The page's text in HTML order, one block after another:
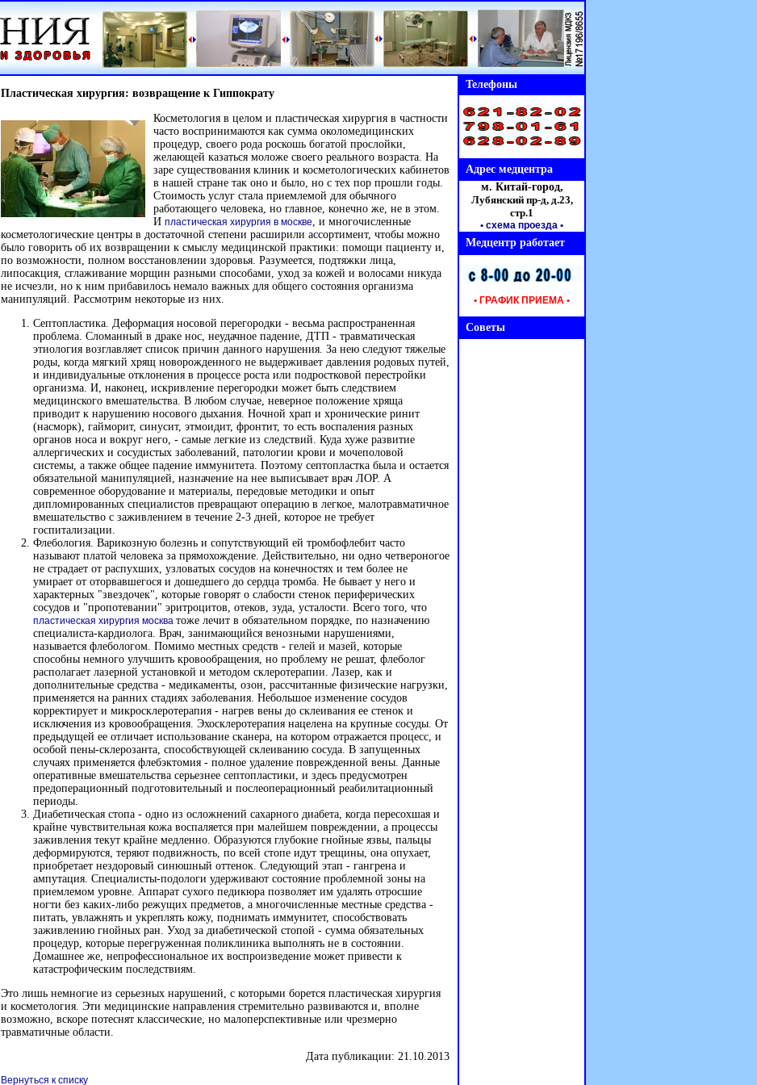
Пластическая хирургия: возвращение к Гиппократу
Косметология в целом и пластическая хирургия в частности
часто воспринимаются как сумма околомедицинских
процедур, своего рода роскошь богатой прослойки,
желающей казаться моложе своего реального возраста. На
заре существования клиник и косметологических кабинетов
в нашей стране так оно и было, но с тех пор прошли годы.
Стоимость услуг стала приемлемой для обычного
работающего человека, но главное, конечно же, не в этом.
И пластическая хирургия в москве, и многочисленные
косметологические центры в достаточной степени расширили ассортимент, чтобы можно
было говорить об их возвращении к смыслу медицинской практики: помощи пациенту и,
по возможности, полном восстановлении здоровья. Разумеется, подтяжки лица,
липосакция, сглаживание морщин разными способами, уход за кожей и волосами никуда
не исчезли, но к ним прибавилось немало важных для общего состояния организма
манипуляций. Рассмотрим некоторые из них.
Септопластика. Деформация носовой перегородки - весьма распространенная
проблема. Сломанный в драке нос, неудачное падение, ДТП - травматическая
этиология возглавляет список причин данного нарушения. За нею следуют тяжелые
роды, когда мягкий хрящ новорожденного не выдерживает давления родовых путей,
и индивидуальные отклонения в процессе роста или подростковой перестройки
организма. И, наконец, искривление перегородки может быть следствием
медицинского вмешательства. В любом случае, неверное положение хряща
приводит к нарушению носового дыхания. Ночной храп и хронические ринит
(насморк), гайморит, синуcит, этмоидит, фронтит, то есть воспаления разных
органов носа и вокруг него, - самые легкие из следствий. Куда хуже развитие
аллергических и сосудистых заболеваний, патологии крови и мочеполовой
системы, а также общее падение иммунитета. Поэтому септопластка была и остается
обязательной манипуляцией, назначение на нее выписывает врач ЛОР. А
современное оборудование и материалы, передовые методики и опыт
дипломированных специалистов превращают операцию в легкое, малотравматичное
вмешательство с заживлением в течение 2-3 дней, которое не требует
госпитализации.
Флебология. Варикозную болезнь и сопутствующий ей тромбофлебит часто
называют платой человека за прямохождение. Действительно, ни одно четвероногое
не страдает от распухших, узловатых сосудов на конечностях и тем более не
умирает от оторвавшегося и дошедшего до сердца тромба. Не бывает у него и
характерных "звездочек", которые говорят о слабости стенок периферических
сосудов и "пропотевании" эритроцитов, отеков, зуда, усталости. Всего того, что
пластическая хирургия москва тоже лечит в обязательном порядке, по назначению
специалиста-кардиолога. Врач, занимающийся венозными нарушениями,
называется флебологом. Помимо местных средств - гелей и мазей, которые
способны немного улучшить кровообращения, но проблему не решат, флеболог
располагает лазерной установкой и методом склеротерапии. Лазер, как и
дополнительные средства - медикаменты, озон, рассчитанные физические нагрузки,
применяется на ранних стадиях заболевания. Небольшое изменение сосудов
корректирует и микросклеротерапия - нагрев вены до склеивания ее стенок и
исключения из кровообращения. Эхосклеротерапия нацелена на крупные сосуды. От
предыдущей ее отличает использование сканера, на котором отражается процесс, и
особой пены-склерозанта, способствующей склеиванию сосуда. В запущенных
случаях применяется флебэктомия - полное удаление поврежденной вены. Данные
оперативные вмешательства серьезнее септопластики, и здесь предусмотрен
предоперационный подготовительный и послеоперационный реабилитационный
периоды.
Диабетическая стопа - одно из осложнений сахарного диабета, когда пересохшая и
крайне чувствительная кожа воспаляется при малейшем повреждении, а процессы
заживления текут крайне медленно. Образуются глубокие гнойные язвы, пальцы
деформируются, теряют подвижность, по всей стопе идут трещины, она опухает,
приобретает нездоровый синюшный оттенок. Следующий этап - гангрена и
ампутация. Специалисты-подологи удерживают состояние проблемной зоны на
приемлемом уровне. Аппарат сухого педикюра позволяет им удалять отросшие
ногти без каких-либо режущих предметов, а многочисленные местные средства -
питать, увлажнять и укреплять кожу, поднимать иммунитет, способствовать
заживлению гнойных ран. Уход за диабетической стопой - сумма обязательных
процедур, которые перегруженная поликлиника выполнять не в состоянии.
Домашнее же, непрофессиональное их воспроизведение может привести к
катастрофическим последствиям.
Это лишь немногие из серьезных нарушений, с которыми борется пластическая хирургия
и косметология. Эти медицинские направления стремительно развиваются и, вполне
возможно, вскоре потеснят классические, но малоперспективные или чрезмерно
травматичные области.
Дата публикации: 21.10.2013
Вернуться к списку
Телефоны
Адрес медцентра
м. Китай-город,
Лубянский пр-д, д.23,
стр.1
• схема проезда •
Медцентр работает
• ГРАФИК ПРИЕМА •
Советы